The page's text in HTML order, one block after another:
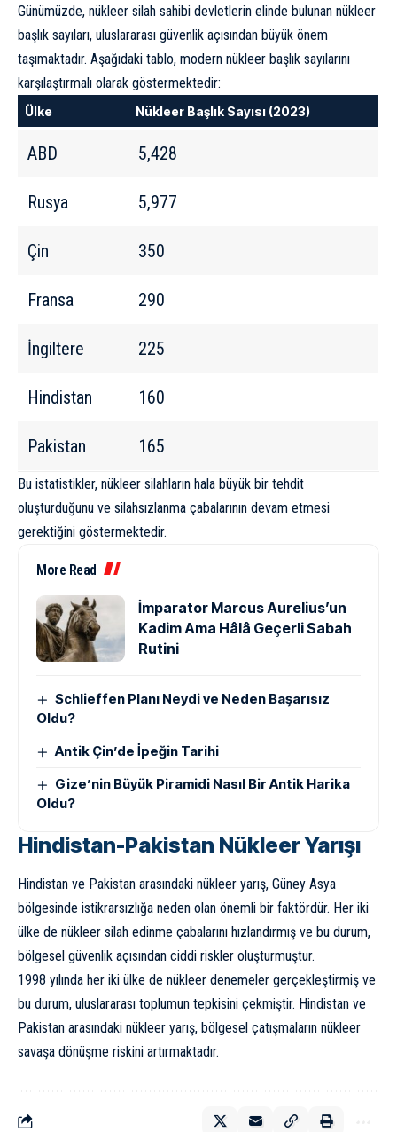
Günümüzde, nükleer silah sahibi devletlerin elinde bulunan nükleer
başlık sayıları, uluslararası güvenlik açısından büyük önem
taşımaktadır. Aşağıdaki tablo, modern nükleer başlık sayılarını
karşılaştırmalı olarak göstermektedir:
Ülke Nükleer Başlık Sayısı (2023)
ABD 5,428
Rusya 5,977
Çin 350
Fransa 290
İngiltere 225
Hindistan 160
Pakistan 165
Bu istatistikler, nükleer silahların hala büyük bir tehdit
oluşturduğunu ve silahsızlanma çabalarının devam etmesi
gerektiğini göstermektedir.
More Read
İmparator Marcus Aurelius’un
Kadim Ama Hâlâ Geçerli Sabah
Rutini
Schlieffen Planı Neydi ve Neden Başarısız
Oldu?
Antik Çin’de İpeğin Tarihi
Gize’nin Büyük Piramidi Nasıl Bir Antik Harika
Oldu?
Hindistan-Pakistan Nükleer Yarışı
Hindistan ve Pakistan arasındaki nükleer yarış, Güney Asya
bölgesinde istikrarsızlığa neden olan önemli bir faktördür. Her iki
ülke de nükleer silah edinme çabalarını hızlandırmış ve bu durum,
bölgesel güvenlik açısından ciddi riskler oluşturmuştur.
1998 yılında her iki ülke de nükleer denemeler gerçekleştirmiş ve
bu durum, uluslararası toplumun tepkisini çekmiştir. Hindistan ve
Pakistan arasındaki nükleer yarış, bölgesel çatışmaların nükleer
savaşa dönüşme riskini artırmaktadır.